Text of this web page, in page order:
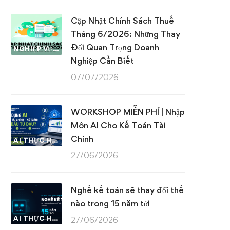
NGHIỆP VỤ KẾ TOÁN & THUẾ
Cập Nhật Chính Sách Thuế
Tháng 6/2026: Những Thay
Đổi Quan Trọng Doanh
Nghiệp Cần Biết
07/07/2026
AI THỰC HÀNH
WORKSHOP MIỄN PHÍ | Nhập
Môn AI Cho Kế Toán Tài
Chính
27/06/2026
AI THỰC HÀNH
Nghề kế toán sẽ thay đổi thế
nào trong 15 năm tới
27/06/2026